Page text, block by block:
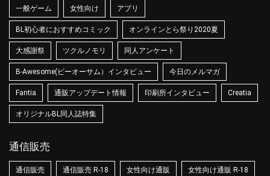
一般ゲーム 女性向け アプリ
BL初心者におすすめコミック オンラインとら祭り2020夏
大感謝祭 ツクルノモリ 同人アンケート
B-Awesome(ビーオーサム）インタビュー 今日のメルマガ
Fantia 通販アップデート情報 印刷所インタビュー Creatia
オリジナルBL同人誌特集
通信販売
通信販売 通信販売 R-18 女性向け通販 女性向け通販 R-18